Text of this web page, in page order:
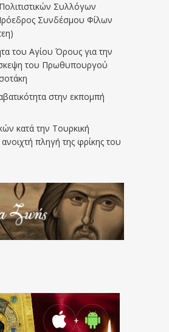
Συλλόγων
Συνδέσμου Φίλων
του Αγίου Όρους για την
του Πρωθυπουργού
στην εκπομπή
κατά την Τουρκική
πληγή της φρίκης του